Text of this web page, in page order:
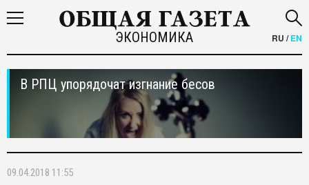
ЭКОНОМИКА RU /EN
В РПЦ упорядочат изгнание бесов
09.04.2018 11:55